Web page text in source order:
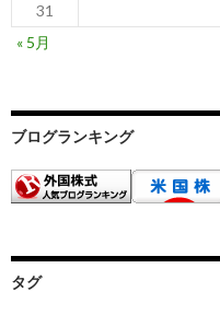
31
« 5月
ブログランキング
タグ